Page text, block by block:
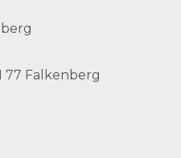
77 Falkenberg